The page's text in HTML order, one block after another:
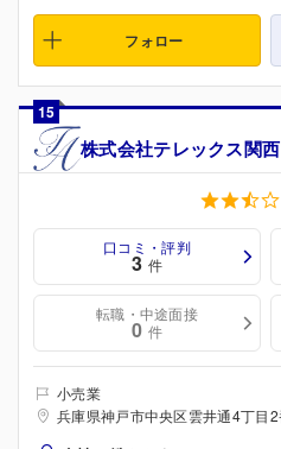
フォロー
15
株式会社テレックス関西
口コミ・評判
3 件
転職・中途面接
0 件
小売業
兵庫県神戸市中央区雲井通4丁目